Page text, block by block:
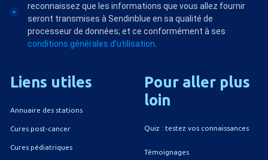
reconnaissez que les informations que vous allez fournir
seront transmises à Sendinblue en sa qualité de
processeur de données; et ce conformément à ses
conditions générales d'utilisation
Liens utiles
Annuaire des stations
Cures post-cancer
Cures pédiatriques
Pour aller plus
loin
Quiz : testez vos connaissances
Témoignages